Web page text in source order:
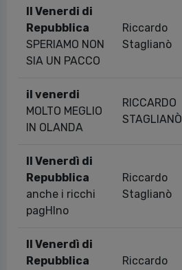
Il Venerdi di
Repubblica
SPERIAMO NON
SIA UN PACCO
Riccardo
Staglianò
il venerdi
MOLTO MEGLIO
IN OLANDA
RICCARDO
STAGLIANÒ
Il Venerdì di
Repubblica
anche i ricchi
pagHIno
Riccardo
Staglianò
Il Venerdì di
Repubblica
Riccardo